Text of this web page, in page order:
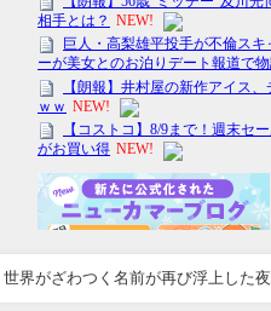
界がざわつく名前が再び浮上した夜